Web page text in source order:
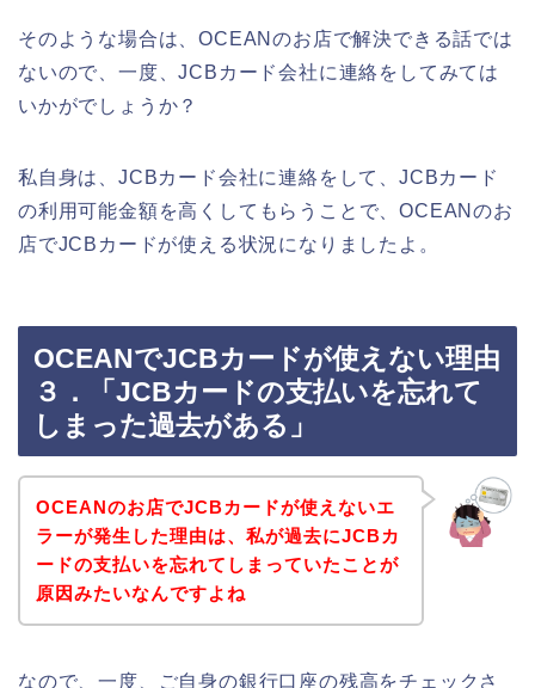
そのような場合は、OCEANのお店で解決できる話では
ないので、一度、JCBカード会社に連絡をしてみては
いかがでしょうか？
私自身は、JCBカード会社に連絡をして、JCBカード
の利用可能金額を高くしてもらうことで、OCEANのお
店でJCBカードが使える状況になりましたよ。
OCEANでJCBカードが使えない理由
３．「JCBカードの支払いを忘れて
しまった過去がある」
OCEANのお店でJCBカードが使えないエ
ラーが発生した理由は、私が過去にJCBカ
ードの支払いを忘れてしまっていたことが
原因みたいなんですよね
なので、一度、ご自身の銀行口座の残高をチェックさ